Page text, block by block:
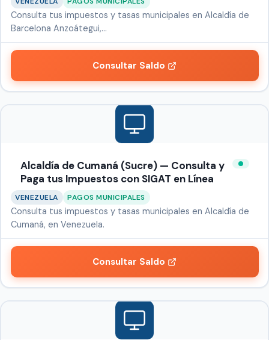
Consulta tus impuestos y tasas municipales en Alcaldía de
Barcelona Anzoátegui,…
Consultar Saldo
Alcaldía de Cumaná (Sucre) — Consulta y
Paga tus Impuestos con SIGAT en Línea
VENEZUELA PAGOS MUNICIPALES
Consulta tus impuestos y tasas municipales en Alcaldía de
Cumaná, en Venezuela.
Consultar Saldo